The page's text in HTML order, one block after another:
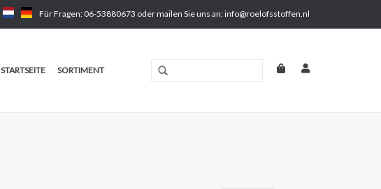
Für Fragen: 06-53880673 oder mailen Sie uns an:info@roelofsstoffen.nl
STARTSEITE SORTIMENT